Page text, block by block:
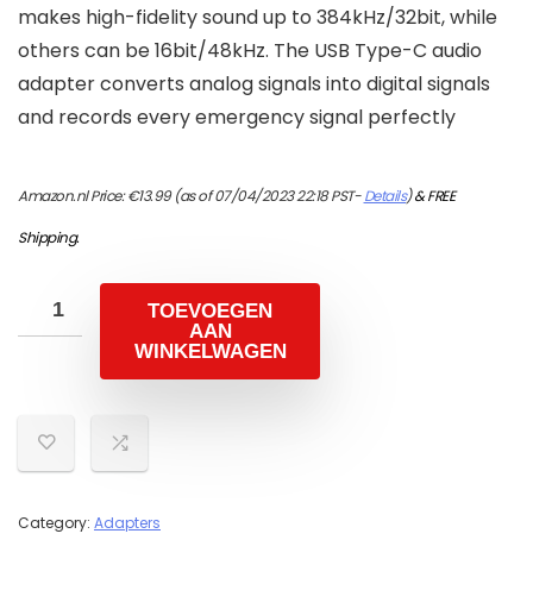
makes high-fidelity sound up to 384kHz/32bit, while
others can be 16bit/48kHz. The USB Type-C audio
adapter converts analog signals into digital signals
and records every emergency signal perfectly
Amazon.nl Price:€13.99(as of 07/04/2023 22:18 PST-Details)&FREE
Shipping.
TOEVOEGEN
AAN
WINKELWAGEN
Category: Adapters